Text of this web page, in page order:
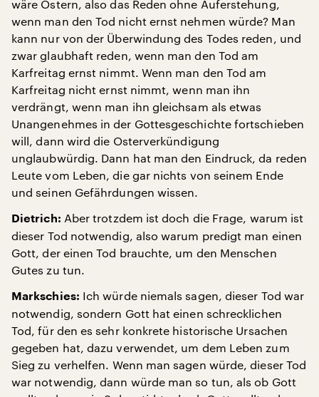
wäre Ostern, also das Reden ohne Auferstehung,
wenn man den Tod nicht ernst nehmen würde? Man
kann nur von der Überwindung des Todes reden, und
zwar glaubhaft reden, wenn man den Tod am
Karfreitag ernst nimmt. Wenn man den Tod am
Karfreitag nicht ernst nimmt, wenn man ihn
verdrängt, wenn man ihn gleichsam als etwas
Unangenehmes in der Gottesgeschichte fortschieben
will, dann wird die Osterverkündigung
unglaubwürdig. Dann hat man den Eindruck, da reden
Leute vom Leben, die gar nichts von seinem Ende
und seinen Gefährdungen wissen.
Dietrich: Aber trotzdem ist doch die Frage, warum ist
dieser Tod notwendig, also warum predigt man einen
Gott, der einen Tod brauchte, um den Menschen
Gutes zu tun.
Markschies: Ich würde niemals sagen, dieser Tod war
notwendig, sondern Gott hat einen schrecklichen
Tod, für den es sehr konkrete historische Ursachen
gegeben hat, dazu verwendet, um dem Leben zum
Sieg zu verhelfen. Wenn man sagen würde, dieser Tod
war notwendig, dann würde man so tun, als ob Gott